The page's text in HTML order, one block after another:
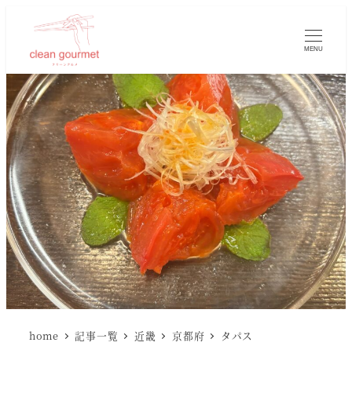
MENU
home 記事一覧 近畿 京都府 タパス